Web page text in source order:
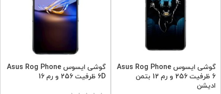
گوشی ایسوس Asus Rog Phone
6 ظرفیت 256 و رم 12 بتمن
ادیشن
گوشی ایسوس Asus Rog Phone
6D ظرفیت 256 و رم 16